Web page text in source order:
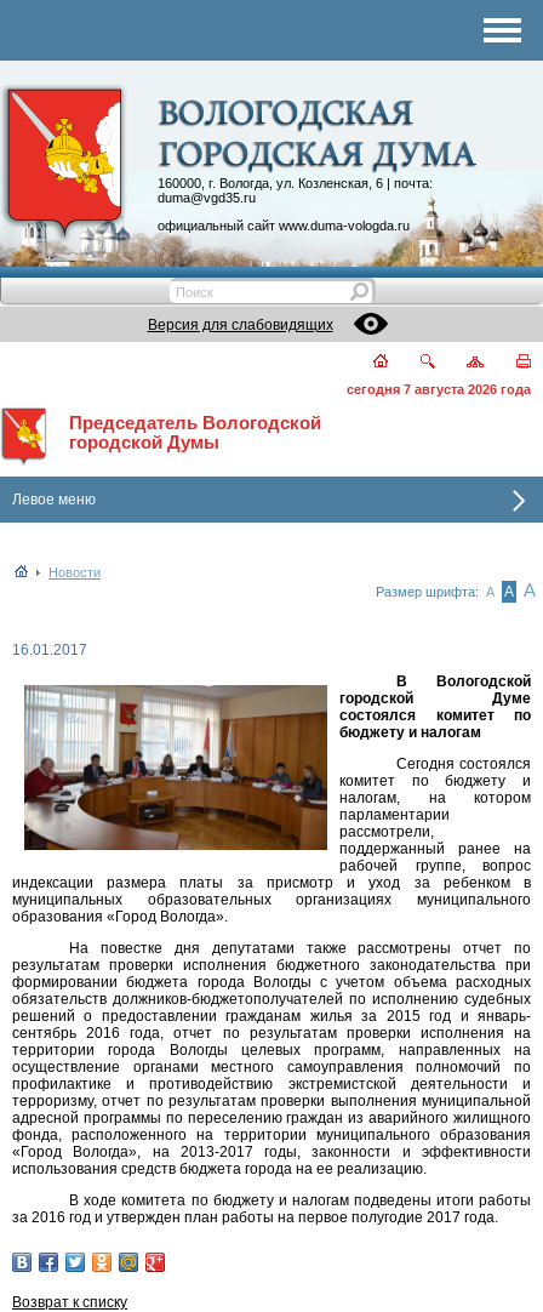
160000, г. Вологда, ул. Козленская, 6 | почта:
duma@vgd35.ru
официальный сайт www.duma-vologda.ru
Контакты
Депутатские объединения
Версия для слабовидящих
сегодня 7 августа 2026 года
Председатель Вологодской
городской Думы
Левое меню
Новости
Размер шрифта: А А А
16.01.2017
В Вологодской
городской Думе
состоялся комитет по
бюджету и налогам
Сегодня состоялся
комитет по бюджету и
налогам, на котором
парламентарии
рассмотрели,
поддержанный ранее на
рабочей группе, вопрос
индексации размера платы за присмотр и уход за ребенком в
муниципальных образовательных организациях муниципального
образования «Город Вологда».
На повестке дня депутатами также рассмотрены отчет по
результатам проверки исполнения бюджетного законодательства при
формировании бюджета города Вологды с учетом объема расходных
обязательств должников-бюджетополучателей по исполнению судебных
решений о предоставлении гражданам жилья за 2015 год и январь-
сентябрь 2016 года, отчет по результатам проверки исполнения на
территории города Вологды целевых программ, направленных на
осуществление органами местного самоуправления полномочий по
профилактике и противодействию экстремистской деятельности и
терроризму, отчет по результатам проверки выполнения муниципальной
адресной программы по переселению граждан из аварийного жилищного
фонда, расположенного на территории муниципального образования
«Город Вологда», на 2013-2017 годы, законности и эффективности
использования средств бюджета города на ее реализацию.
В ходе комитета по бюджету и налогам подведены итоги работы
за 2016 год и утвержден план работы на первое полугодие 2017 года.
Возврат к списку